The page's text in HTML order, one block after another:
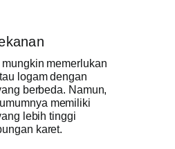
memerlukan
logam dengan
berbeda. Namun,
memiliki
lebih tinggi
karet.